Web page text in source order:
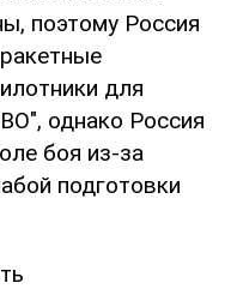
поэтому Россия
для
однако Россия
боя из-за
подготовки